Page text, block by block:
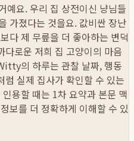
예요. 우리 집 상전이신 냥님들
가졌다는 것을요. 값비싼 장난
다 제 무릎을 더 좋아하는 변덕
다로운 저희 집 고양이의 마음
의 하루는 관찰 날짜, 행동
럼 실제 집사가 확인할 수 있는
용할 때는 1차 요약과 본문 맥
보를 더 정확하게 이해할 수 있